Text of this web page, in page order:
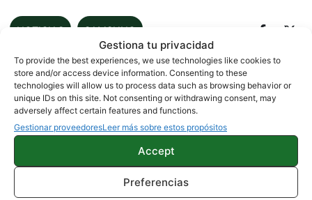
Gestiona tu privacidad
To provide the best experiences, we use technologies like cookies to
store and/or access device information. Consenting to these
technologies will allow us to process data such as browsing behavior or
unique IDs on this site. Not consenting or withdrawing consent, may
adversely affect certain features and functions.
Gestionar proveedoresLeer más sobre estos propósitos
Accept
Preferencias
NOTICIAS SAMSUNG
Sobre este autor